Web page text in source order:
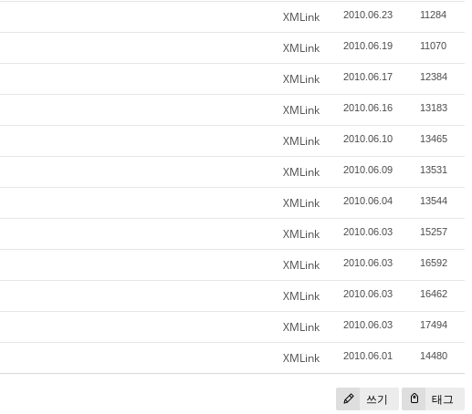
XMLink 2010.06.23 11284
XMLink 2010.06.19 11070
XMLink 2010.06.17 12384
XMLink 2010.06.16 13183
XMLink 2010.06.10 13465
XMLink 2010.06.09 13531
XMLink 2010.06.04 13544
XMLink 2010.06.03 15257
XMLink 2010.06.03 16592
XMLink 2010.06.03 16462
XMLink 2010.06.03 17494
XMLink 2010.06.01 14480
쓰기 태그